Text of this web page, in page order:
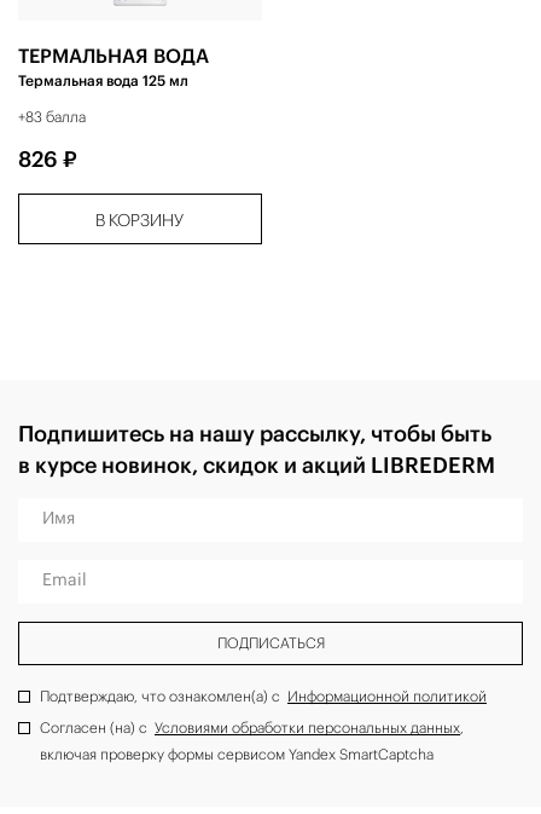
ТЕРМАЛЬНАЯ ВОДА
Термальная вода 125 мл
+83 балла
826 ₽
В КОРЗИНУ
Подпишитесь на нашу рассылку, чтобы быть
в курсе новинок, скидок и акций LIBREDERM
Имя
Email
ПОДПИСАТЬСЯ
Подтверждаю, что ознакомлен(а) с Информационной политикой
Согласен (на) с Условиями обработки персональных данных,
включая проверку формы сервисом Yandex SmartCaptcha